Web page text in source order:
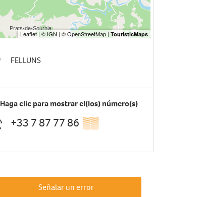
FELLUNS
Haga clic para mostrar el(los) número(s)
+33 7 87 77 86 ▒▒
Señalar un error